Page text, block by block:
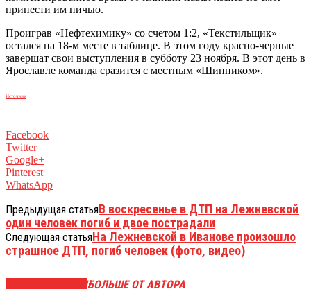
принести им ничью.
Проиграв «Нефтехимику» со счетом 1:2, «Текстильщик»
остался на 18-м месте в таблице. В этом году красно-черные
завершат свои выступления в субботу 23 ноября. В этот день в
Ярославле команда сразится с местным «Шинником».
Источник
Facebook
Twitter
Google+
Pinterest
WhatsApp
Предыдущая статьяВ воскресенье в ДТП на Лежневской
один человек погиб и двое пострадали
Следующая статьяНа Лежневской в Иванове произошло
страшное ДТП, погиб человек (фото, видео)
БОЛЬШЕ ОТ АВТОРА